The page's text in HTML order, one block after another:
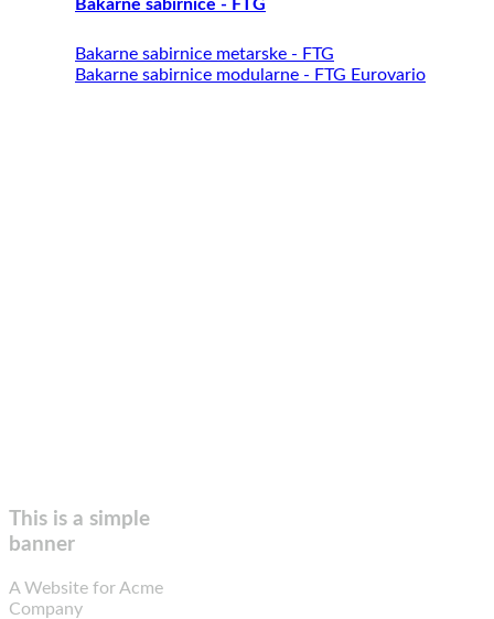
Bakarne sabirnice - FTG
Bakarne sabirnice metarske - FTG
Bakarne sabirnice modularne - FTG Eurovario
This is a simple
banner
A Website for Acme
Company